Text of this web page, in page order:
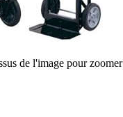
de l'image pour zoomer